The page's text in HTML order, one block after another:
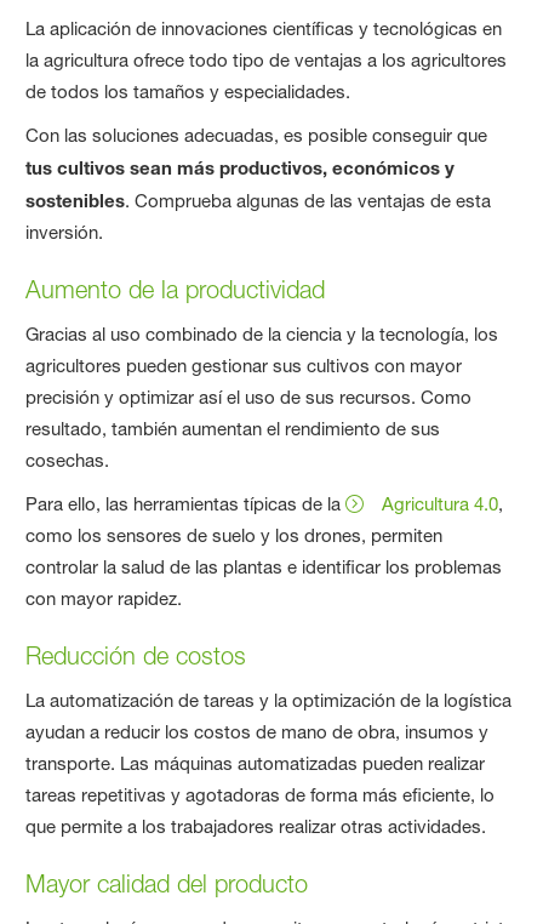
La aplicación de innovaciones científicas y tecnológicas en
la agricultura ofrece todo tipo de ventajas a los agricultores
de todos los tamaños y especialidades.
Con las soluciones adecuadas, es posible conseguir que
tus cultivos sean más productivos, económicos y
sostenibles. Comprueba algunas de las ventajas de esta
inversión.
Aumento de la productividad
Gracias al uso combinado de la ciencia y la tecnología, los
agricultores pueden gestionar sus cultivos con mayor
precisión y optimizar así el uso de sus recursos. Como
resultado, también aumentan el rendimiento de sus
cosechas.
Para ello, las herramientas típicas de la
Agricultura 4.0,
como los sensores de suelo y los drones, permiten
controlar la salud de las plantas e identificar los problemas
con mayor rapidez.
Reducción de costos
La automatización de tareas y la optimización de la logística
ayudan a reducir los costos de mano de obra, insumos y
transporte. Las máquinas automatizadas pueden realizar
tareas repetitivas y agotadoras de forma más eficiente, lo
que permite a los trabajadores realizar otras actividades.
Mayor calidad del producto